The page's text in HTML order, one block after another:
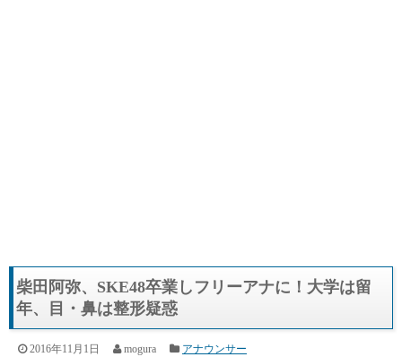
柴田阿弥、SKE48卒業しフリーアナに！大学は留
年、目・鼻は整形疑惑
2016年11月1日 mogura アナウンサー